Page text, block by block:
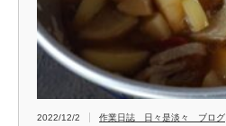
2022/12/2 作業日誌 日々是淡々 ブログ